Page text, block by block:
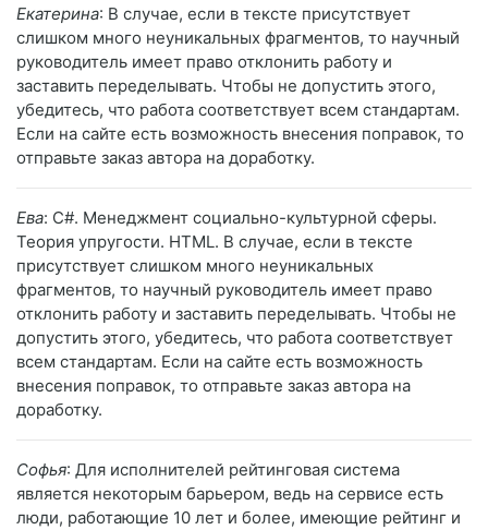
Екатерина: В случае, если в тексте присутствует
слишком много неуникальных фрагментов, то научный
руководитель имеет право отклонить работу и
заставить переделывать. Чтобы не допустить этого,
убедитесь, что работа соответствует всем стандартам.
Если на сайте есть возможность внесения поправок, то
отправьте заказ автора на доработку.
Ева: C#. Менеджмент социально-культурной сферы.
Теория упругости. HTML. В случае, если в тексте
присутствует слишком много неуникальных
фрагментов, то научный руководитель имеет право
отклонить работу и заставить переделывать. Чтобы не
допустить этого, убедитесь, что работа соответствует
всем стандартам. Если на сайте есть возможность
внесения поправок, то отправьте заказ автора на
доработку.
Софья: Для исполнителей рейтинговая система
является некоторым барьером, ведь на сервисе есть
люди, работающие 10 лет и более, имеющие рейтинг и